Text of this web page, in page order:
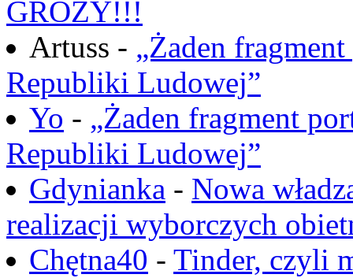
GROZY!!!
Artuss - „Żaden
Republiki Ludowej”
Yo - „Żaden fragment
Republiki Ludowej”
Gdynianka - Nowa
realizacji wyborczych
Chętna40 - Tinder, czyli